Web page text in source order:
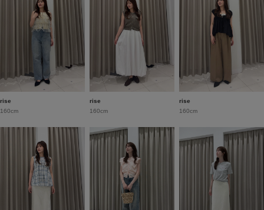
rise
160cm
rise
160cm
rise
160cm